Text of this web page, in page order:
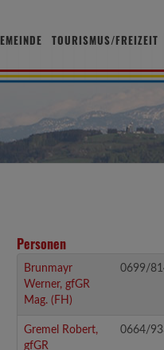
TOURISMUS/FREIZEIT
Personen
Brunmayr
Werner, gfGR
Mag. (FH)
0699/
Gremel Robert,
gfGR
0664/